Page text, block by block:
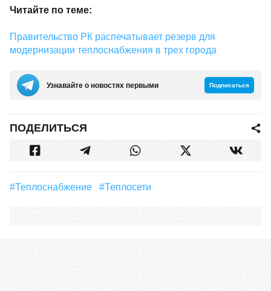
Читайте по теме:
Правительство РК распечатывает резерв для
модернизации теплоснабжения в трех города
Узнавайте о новостях первыми Подписаться
ПОДЕЛИТЬСЯ
#Теплоснабжение #теплосети